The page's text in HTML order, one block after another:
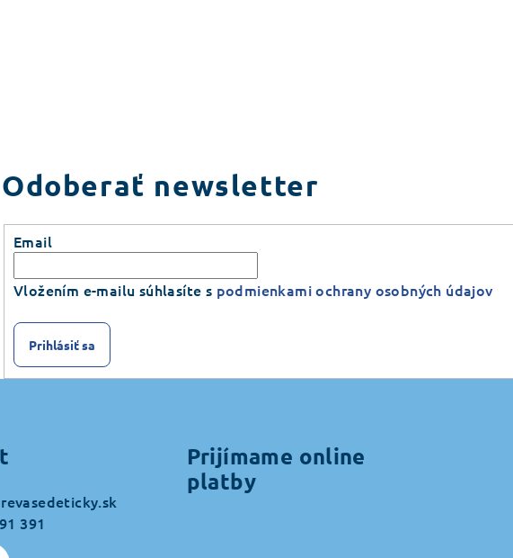
Odoberať newsletter
Email
Vložením e-mailu súhlasíte s podmienkami ochrany osobných údajov
Prihlásiť sa
391
Prijímame online
platby